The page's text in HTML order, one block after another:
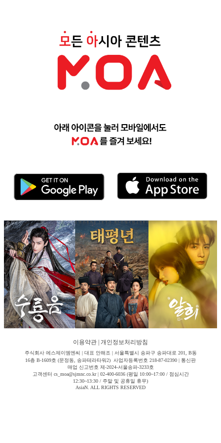
이용약관 개인정보처리방침
주식회사 에스제이엠엔씨 | 대표 안해조 | 서울특별시 송파구 송파대로 201, B동
16층 B-1609호 (문정동, 송파테라타워2) 사업자등록번호 218-87-02390 | 통신판
매업 신고번호 제-2024-서울송파-3233호
고객센터 cs_moa@sjmnc.co.kr | 02-400-6036 (평일 10:00~17:00 / 점심시간
12:30~13:30 / 주말 및 공휴일 휴무)
AsiaN. ALL RIGHTS RESERVED